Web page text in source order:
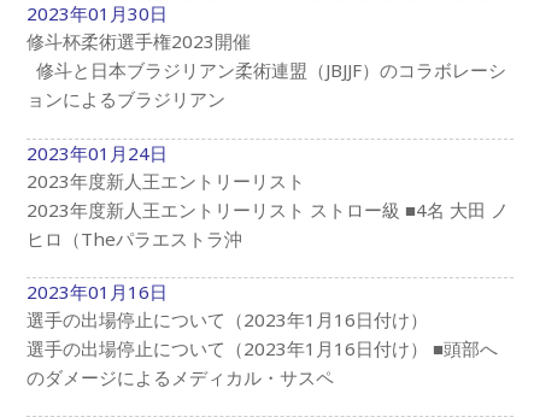
2023年01月30日
修斗杯柔術選手権2023開催
修斗と日本ブラジリアン柔術連盟（JBJJF）のコラボレーシ
ョンによるブラジリアン
2023年01月24日
2023年度新人王エントリーリスト
2023年度新人王エントリーリスト ストロー級 ■4名 大田 ノ
ヒロ（Theパラエストラ沖
2023年01月16日
選手の出場停止について（2023年1月16日付け）
選手の出場停止について（2023年1月16日付け） ■頭部へ
のダメージによるメディカル・サスペ